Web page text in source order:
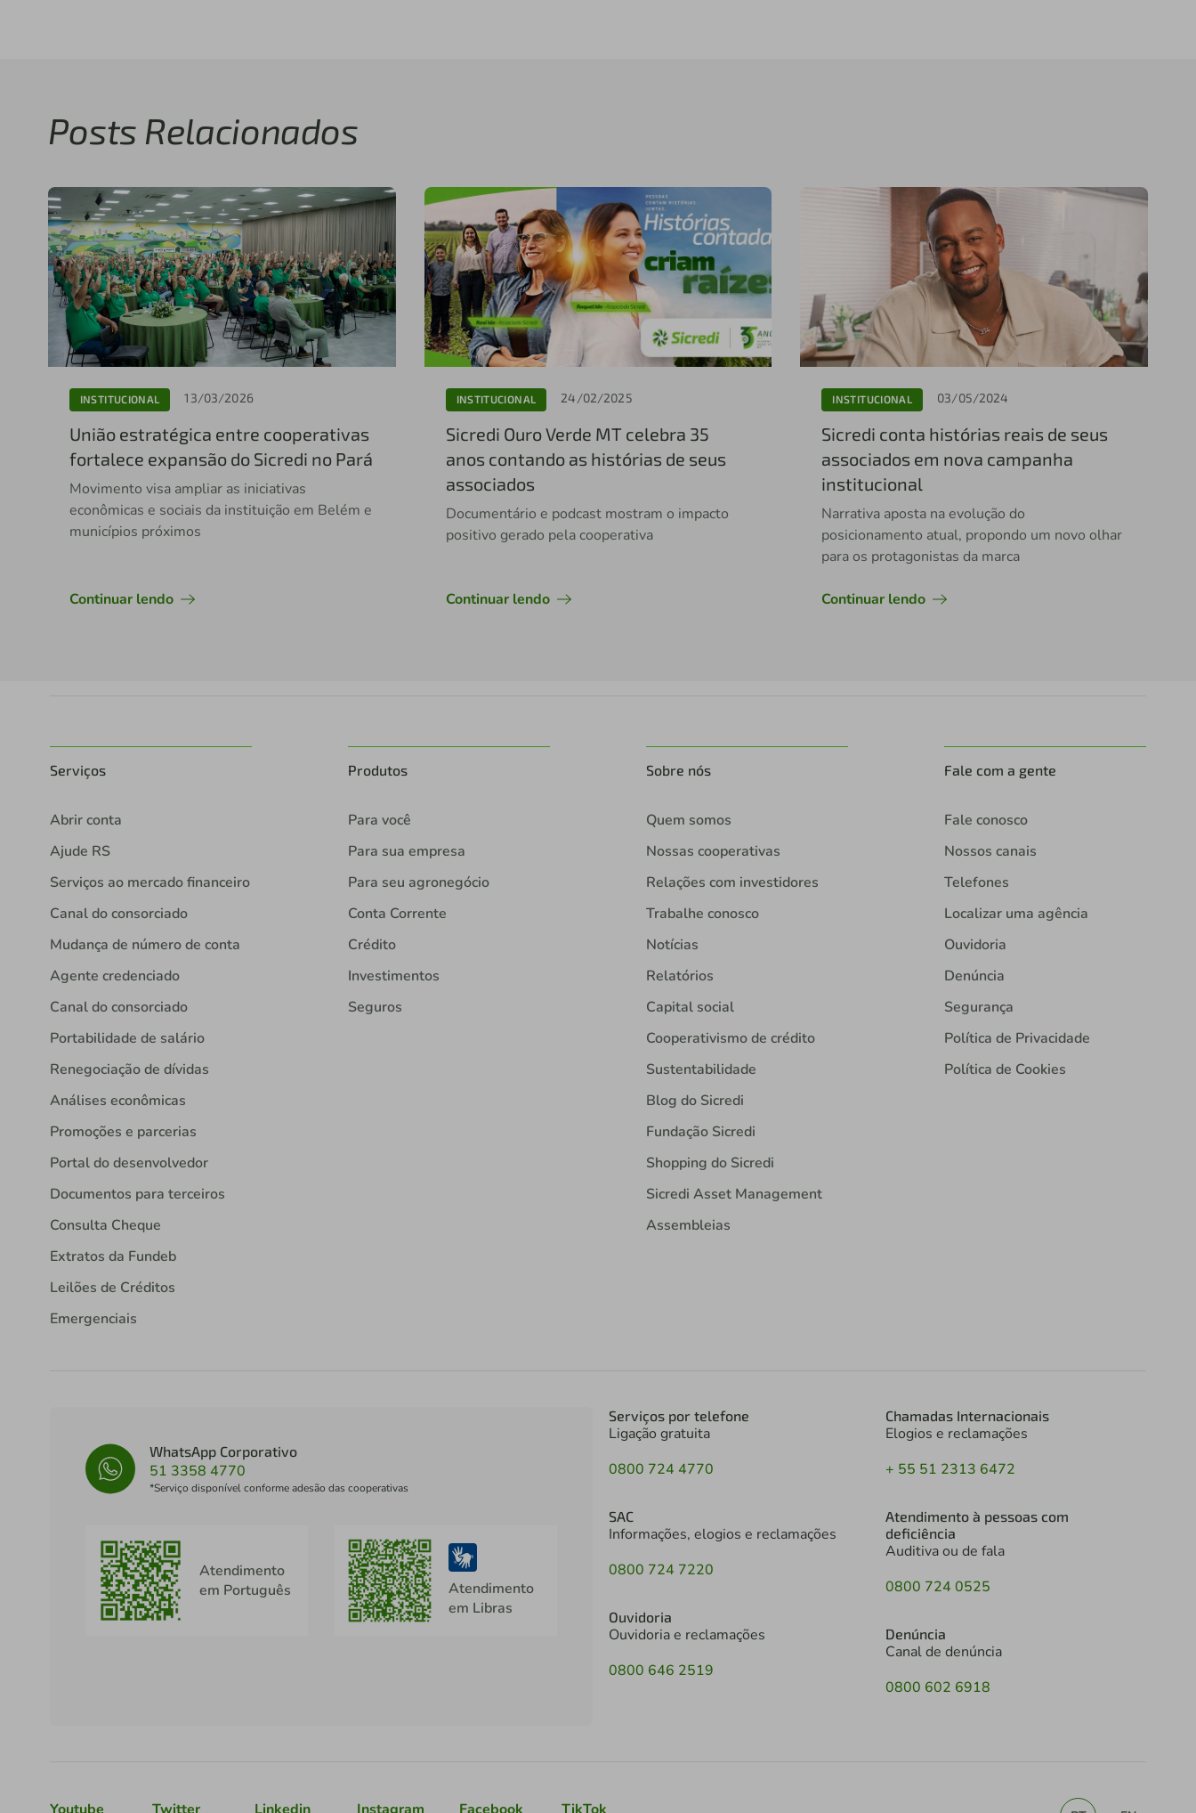
Posts Relacionados
INSTITUCIONAL 13/03/2026
União estratégica entre cooperativas
fortalece expansão do Sicredi no Pará
Movimento visa ampliar as iniciativas
econômicas e sociais da instituição em Belém e
municípios próximos
Continuar lendo
INSTITUCIONAL 24/02/2025
Sicredi Ouro Verde MT celebra 35
anos contando as histórias de seus
associados
Documentário e podcast mostram o impacto
positivo gerado pela cooperativa
Continuar lendo
INSTITUCIONAL 03/05/2024
Sicredi conta histórias reais de seus
associados em nova campanha
institucional
Narrativa aposta na evolução do
posicionamento atual, propondo um novo olhar
para os protagonistas da marca
Continuar lendo
Serviços
Abrir conta
Ajude RS
Serviços ao mercado financeiro
Canal do consorciado
Mudança de número de conta
Agente credenciado
Canal do consorciado
Portabilidade de salário
Renegociação de dívidas
Análises econômicas
Promoções e parcerias
Portal do desenvolvedor
Documentos para terceiros
Consulta Cheque
Extratos da Fundeb
Leilões de Créditos
Emergenciais
Produtos
Para você
Para sua empresa
Para seu agronegócio
Conta Corrente
Crédito
Investimentos
Seguros
Sobre nós
Quem somos
Nossas cooperativas
Relações com investidores
Trabalhe conosco
Notícias
Relatórios
Capital social
Cooperativismo de crédito
Sustentabilidade
Blog do Sicredi
Fundação Sicredi
Shopping do Sicredi
Sicredi Asset Management
Assembleias
Fale com a gente
Fale conosco
Nossos canais
Telefones
Localizar uma agência
Ouvidoria
Denúncia
Segurança
Política de Privacidade
Política de Cookies
WhatsApp Corporativo
51 3358 4770
*Serviço disponível conforme adesão das cooperativas
Atendimento
em Português
Atendimento
em Libras
Serviços por telefone
Ligação gratuita
0800 724 4770
SAC
Informações, elogios e reclamações
0800 724 7220
Ouvidoria
Ouvidoria e reclamações
0800 646 2519
Chamadas Internacionais
Elogios e reclamações
+ 55 51 2313 6472
Atendimento à pessoas com
deficiência
Auditiva ou de fala
0800 724 0525
Denúncia
Canal de denúncia
0800 602 6918